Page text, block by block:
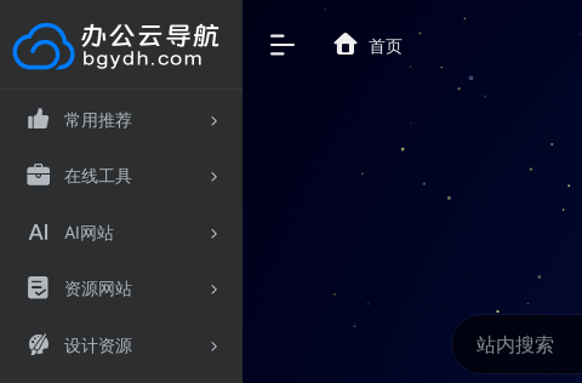
常用推荐
在线工具
AI网站
资源网站
设计资源
首页